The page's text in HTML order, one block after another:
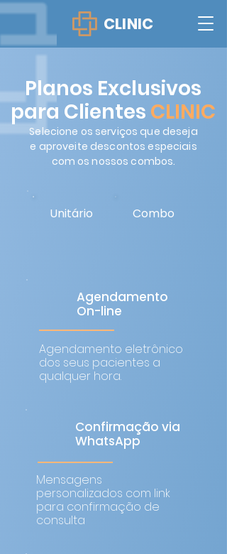
CLINIC
Planos Exclusivos
para Clientes CLINIC
Selecione os serviços que deseja
e aproveite descontos especiais
com os nossos combos.
Unitário Combo
Agendamento
On-line
Agendamento eletrônico
dos seus pacientes a
qualquer hora.
Confirmação via
WhatsApp
Mensagens
personalizados com link
para confirmação de
consulta​